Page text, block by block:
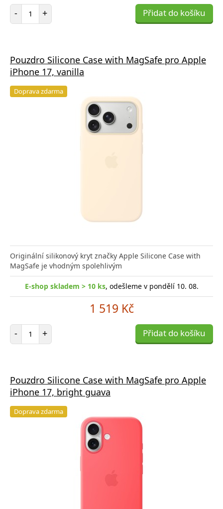
- Počet položek
+ Přidat do košíku
Pouzdro Silicone Case with MagSafe pro Apple
iPhone 17, vanilla
Doprava zdarma
Originální silikonový kryt značky Apple Silicone Case with
MagSafe je vhodným spolehlivým
E-shop skladem > 10 ks, odešleme v pondělí 10. 08.
1 519 Kč
- Počet položek
+ Přidat do košíku
Pouzdro Silicone Case with MagSafe pro Apple
iPhone 17, bright guava
Doprava zdarma